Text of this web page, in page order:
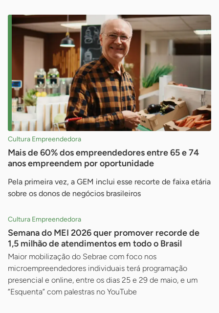
Cultura Empreendedora
Mais de 60% dos empreendedores entre 65 e 74
anos empreendem por oportunidade
Pela primeira vez, a GEM inclui esse recorte de faixa etária
sobre os donos de negócios brasileiros
Cultura Empreendedora
Semana do MEI 2026 quer promover recorde de
1,5 milhão de atendimentos em todo o Brasil
Maior mobilização do Sebrae com foco nos
microempreendedores individuais terá programação
presencial e online, entre os dias 25 e 29 de maio, e um
”Esquenta” com palestras no YouTube